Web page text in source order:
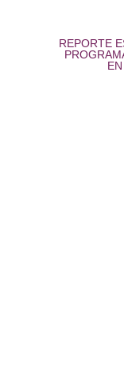
REPORTE